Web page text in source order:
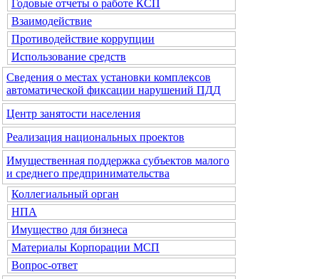
Годовые отчеты о работе КСП
Взаимодействие
Противодействие коррупции
Использование средств
Сведения о местах установки комплексов
автоматической фиксации нарушений ПДД
Центр занятости населения
Реализация национальных проектов
Имущественная поддержка субъектов малого
и среднего предпринимательства
Коллегиальный орган
НПА
Имущество для бизнеса
Материалы Корпорации МСП
Вопрос-ответ